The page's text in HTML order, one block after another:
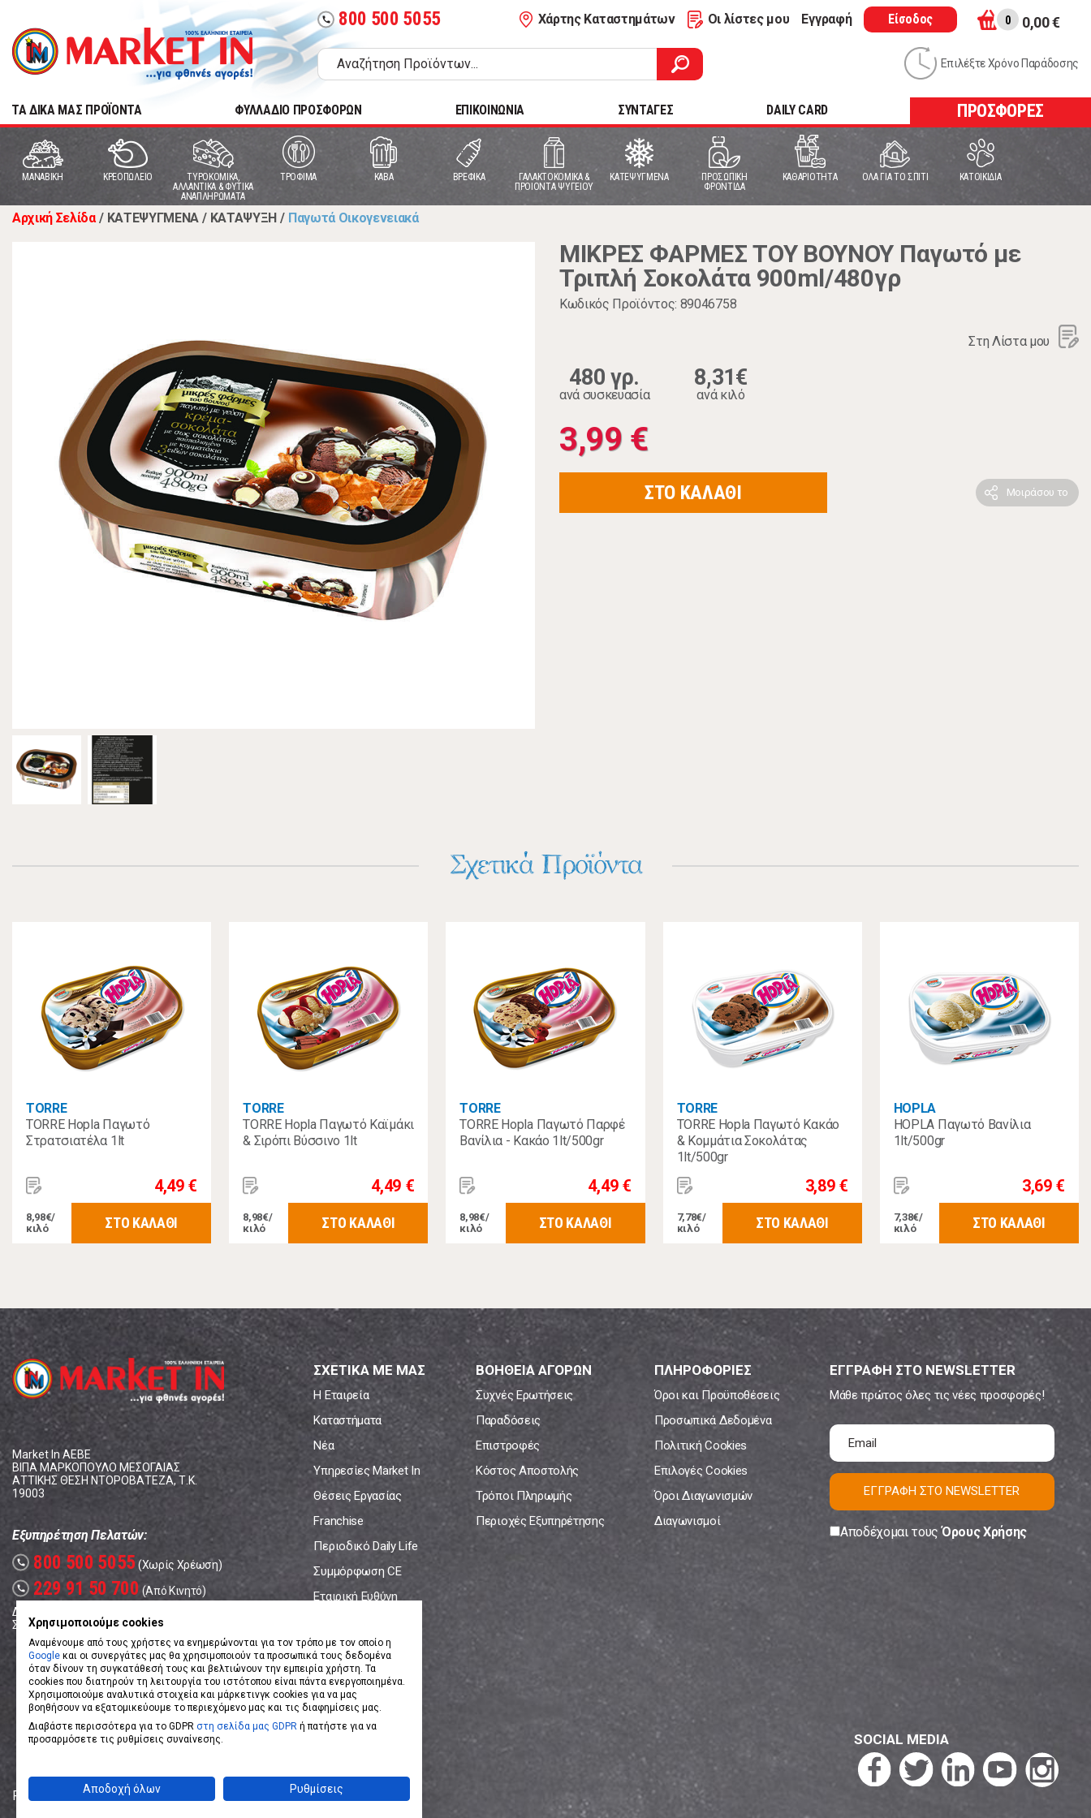
call 800 500 5055 Χάρτης Καταστημάτων Οι λίστες μου Εγγραφή Είσοδος 0 0,00 €
Επιλέξτε Χρόνο Παράδοσης
TA ΔΙΚΑ ΜΑΣ ΠΡΟΪΟΝΤΑ ΦΥΛΛΑΔΙΟ ΠΡΟΣΦΟΡΩΝ ΕΠΙΚΟΙΝΩΝΙΑ ΣΥΝΤΑΓΕΣ DAILY CARD ΠΡΟΣΦΟΡΕΣ
MANABIKH ΚΡΕΟΠΩΛΕΙΟ
ΤΥΡΟΚΟΜΙΚΑ,
ΑΛΛΑΝΤΙΚΑ & ΦΥΤΙΚΑ
ΑΝΑΠΛΗΡΩΜΑΤΑ
ΤΡΟΦΙΜΑ ΚΑΒΑ ΒΡΕΦΙΚΑ
ΓΑΛΑΚΤΟΚΟΜΙΚΑ &
ΠΡΟΙΟΝΤΑ ΨΥΓΕΙΟΥ
ΚΑΤΕΨΥΓΜΕΝΑ
ΠΡΟΣΩΠΙΚΗ
ΦΡΟΝΤΙΔΑ
ΚΑΘΑΡΙΟΤΗΤΑ ΟΛΑ ΓΙΑ ΤΟ ΣΠΙΤΙ ΚΑΤΟΙΚΙΔΙΑ
Αρχική Σελίδα / ΚΑΤΕΨΥΓΜΕΝΑ / ΚΑΤΑΨΥΞΗ / Παγωτά Οικογενειακά
ΜΙΚΡΕΣ ΦΑΡΜΕΣ ΤΟΥ ΒΟΥΝΟΥ Παγωτό με
Τριπλή Σοκολάτα 900ml/480γρ
Κωδικός Προϊόντος: 89046758
Στη Λίστα μου
480 γρ.
ανά συσκευασία
8,31€
ανά κιλό
3,99 €
ΣΤΟ ΚΑΛΑΘΙ Μοιράσου το
Σχετικά Προϊόντα
TORRE
TORRE Hopla Παγωτό
Στρατσιατέλα 1lt
4,49 €
8,98€/
κιλό
ΣΤΟ ΚΑΛΑΘΙ
TORRE
TORRE Hopla Παγωτό Καϊμάκι
& Σιρόπι Βύσσινο 1lt
4,49 €
8,98€/
κιλό
ΣΤΟ ΚΑΛΑΘΙ
TORRE
TORRE Hopla Παγωτό Παρφέ
Βανίλια - Κακάο 1lt/500gr
4,49 €
8,98€/
κιλό
ΣΤΟ ΚΑΛΑΘΙ
TORRE
TORRE Hopla Παγωτό Κακάο
& Κομμάτια Σοκολάτας
1lt/500gr
3,89 €
7,78€/
κιλό
ΣΤΟ ΚΑΛΑΘΙ
HOPLA
HOPLA Παγωτό Βανίλια
1lt/500gr
3,69 €
7,38€/
κιλό
ΣΤΟ ΚΑΛΑΘΙ
Market In ΑΕΒΕ
ΒΙΠΑ ΜΑΡΚΟΠΟΥΛΟ ΜΕΣΟΓΑΙΑΣ
ΑΤΤΙΚΗΣ ΘΕΣΗ ΝΤΟΡΟΒΑΤΕΖΑ, Τ.Κ.
19003
Εξυπηρέτηση Πελατών:
call 800 500 5055 (Χωρίς Χρέωση)
call 229 91 50 700 (Από Κινητό)
Δευτέρα - Παρασκευή: 08:00 - 17:00
Σάββατο: 08:00 – 14:00
ΣΧΕΤΙΚΑ ΜΕ ΜΑΣ
Η Εταιρεία
Καταστήματα
Νέα
Υπηρεσίες Market In
Θέσεις Εργασίας
Franchise
Περιοδικό Daily Life
Συμμόρφωση CE
Εταιρική Ευθύνη
ΒΟΗΘΕΙΑ ΑΓΟΡΩΝ
Συχνές Ερωτήσεις
Παραδόσεις
Επιστροφές
Κόστος Αποστολής
Τρόποι Πληρωμής
Περιοχές Εξυπηρέτησης
ΠΛΗΡΟΦΟΡΙΕΣ
Όροι και Προϋποθέσεις
Προσωπικά Δεδομένα
Πολιτική Cookies
Επιλογές Cookies
Όροι Διαγωνισμών
Διαγωνισμοί
ΕΓΓΡΑΦΗ ΣΤΟ NEWSLETTER
Μάθε πρώτος όλες τις νέες προσφορές!
ΕΓΓΡΑΦΗ ΣΤΟ NEWSLETTER
Αποδέχομαι τουςΌρους Χρήσης
SOCIAL MEDIA
Powered by eShopKeyDesigned by Koolmetrix
Χρησιμοποιούμε cookies
Αναμένουμε από τους χρήστες να ενημερώνονται για τον τρόπο με τον οποίο η
Google και οι συνεργάτες μας θα χρησιμοποιούν τα προσωπικά τους δεδομένα
όταν δίνουν τη συγκατάθεσή τους και βελτιώνουν την εμπειρία χρήστη. Τα
cookies που διατηρούν τη λειτουργία του ιστότοπου είναι πάντα ενεργοποιημένα.
Χρησιμοποιούμε αναλυτικά στοιχεία και μάρκετινγκ cookies για να μας
βοηθήσουν να εξατομικεύουμε το περιεχόμενο μας και τις διαφημίσεις μας.
Διαβάστε περισσότερα για το GDPR στη σελίδα μας GDPR ή πατήστε για να
προσαρμόσετε τις ρυθμίσεις συναίνεσης.
Αποδοχή όλων Ρυθμίσεις